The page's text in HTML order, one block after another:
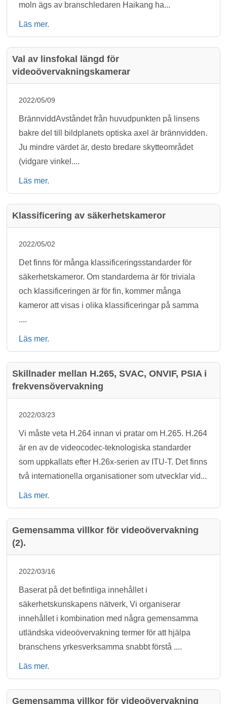
moln ägs av branschledaren Haikang ha...
Läs mer.
Val av linsfokal längd för
videoövervakningskamerar
2022/05/09
BrännviddAvståndet från huvudpunkten på linsens
bakre del till bildplanets optiska axel är brännvidden.
Ju mindre värdet är, desto bredare skytteområdet
(vidgare vinkel....
Läs mer.
Klassificering av säkerhetskameror
2022/05/02
Det finns för många klassificeringsstandarder för
säkerhetskameror. Om standarderna är för triviala
och klassificeringen är för fin, kommer många
kameror att visas i olika klassificeringar på samma
....
Läs mer.
Skillnader mellan H.265, SVAC, ONVIF, PSIA i
frekvensövervakning
2022/03/23
Vi måste veta H.264 innan vi pratar om H.265. H.264
är en av de videocodec-teknologiska standarder
som uppkallats efter H.26x-serien av ITU-T. Det finns
två internationella organisationer som utvecklar vid...
Läs mer.
Gemensamma villkor för videoövervakning
(2).
2022/03/16
Baserat på det befintliga innehållet i
säkerhetskunskapens nätverk, Vi organiserar
innehållet i kombination med några gemensamma
utländska videoövervakning termer för att hjälpa
branschens yrkesverksamma snabbt förstå ....
Läs mer.
Gemensamma villkor för videoövervakning